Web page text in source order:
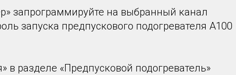
запрограммируйте на выбранный канал
запуска предпускового подогревателя А100
в разделе «Предпусковой подогреватель»